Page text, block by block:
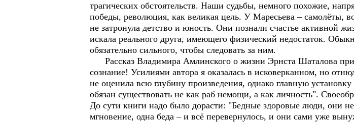
трагических обстоятельств. Наши судьбы, немного похожие,
победы, революция, как великая цель. У Маресьева – самолёты,
не затронула детство и юность. Они познали счастье активной
искала реального друга, имеющего физический недостаток.
обязательно сильного, чтобы следовать за ним.
Рассказ Владимира Амлинского о жизни Эрнста Шаталова
сознание! Усилиями автора я оказалась в исковерканном, но
не оценила всю глубину произведения, однако главную
обязан существовать не как раб немощи, а как личность".
До сути книги надо было дорасти: "Бедные здоровые люди, они
мгновение, одна беда – и всё перевернулось, и они сами уже